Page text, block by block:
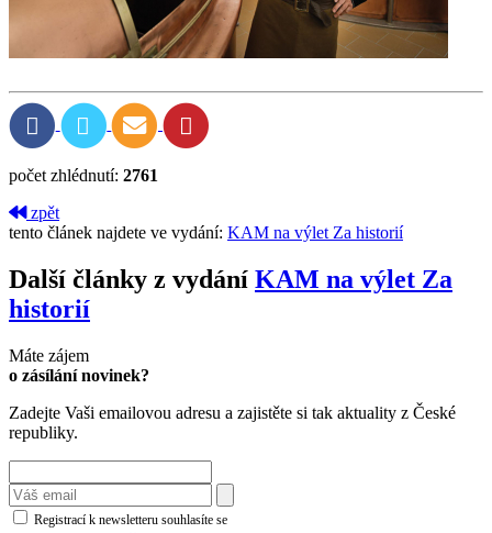
počet zhlédnutí: 2761
zpět
tento článek najdete ve vydání: KAM na výlet Za historií
Další články z vydání KAM na výlet Za
historií
Máte zájem
o zásílání novinek?
Zadejte Vaši emailovou adresu a zajistěte si tak aktuality z České
republiky.
Registrací k newsletteru souhlasíte se